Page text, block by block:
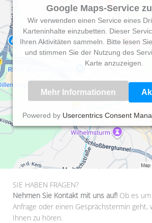
Google Maps-Service
Wir verwenden einen Service eines
Karteninhalte einzubetten. Dieser
Ihren Aktivitäten sammeln. Bitte lesen
und stimmen Sie der Nutzung des
Karte anzuzeigen.
Mehr Informationen
Powered by Usercentrics Consent
SIE HABEN FRAGEN?
Nehmen Sie Kontakt mit uns auf! Ob es
Anfrage oder einen Gesprächstermin geht,
Ihnen zu hören.